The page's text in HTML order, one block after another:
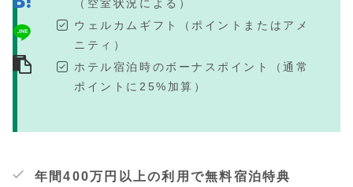
（空室状況による）
ウェルカムギフト（ポイントまたはアメ
ニティ）
ホテル宿泊時のボーナスポイント（通常
ポイントに25%加算）
年間400万円以上の利用で無料宿泊特典